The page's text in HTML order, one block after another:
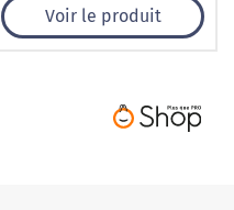
Voir le produit